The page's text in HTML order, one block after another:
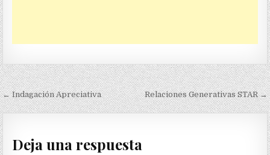
Navegación
de
entradas
← Indagación Apreciativa Relaciones Generativas STAR →
Deja una respuesta